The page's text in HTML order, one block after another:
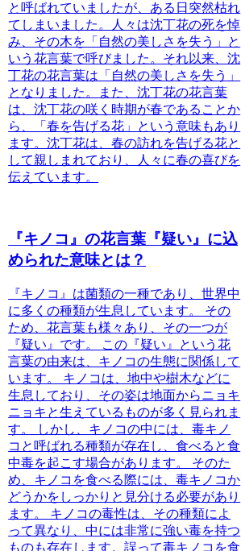
と呼ばれていましたが、ある日突然枯れ
てしまいました。人々は沈丁花の死を悼
み、その木を「自然の美しさを失う」と
いう花言葉で呼びました。それ以来、沈
丁花の花言葉は「自然の美しさを失う」
となりました。
また、沈丁花の花言葉
は、沈丁花の咲く時期が春であることか
ら、「春を告げる花」という意味もあり
ます。沈丁花は、春の訪れを告げる花と
して親しまれており、人々に春の喜びを
伝えています。
『キノコ』の花言葉『疑い』に込
められた意味とは？
『キノコ』は菌類の一種であり、世界中
に多くの種類が生息しています。
その
ため、花言葉も様々あり、その一つが
『疑い』です。 この『疑い』という花
言葉の由来は、キノコの生態に関係して
います。 キノコは、地中や樹木などに
生息しており、その姿は地面からニョキ
ニョキと生えているものが多く見られま
す。 しかし、キノコの中には、毒キノ
コと呼ばれる種類が存在し、食べると食
中毒を起こす場合があります。 そのた
め、キノコを食べる際には、毒キノコか
どうかをしっかりと見分ける必要があり
ます。 キノコの毒性は、その種類によ
って異なり、中には非常に強い毒を持つ
ものも存在します。誤って毒キノコを食